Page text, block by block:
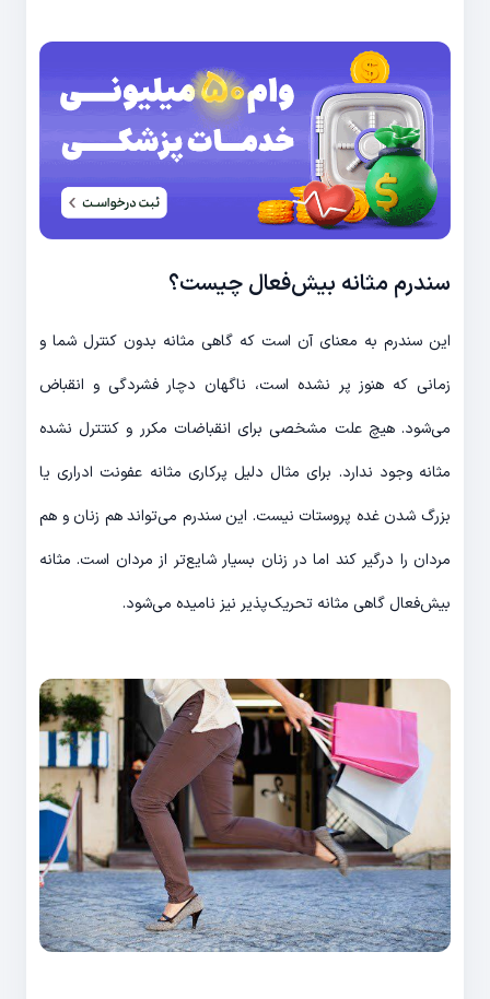
‌سندرم مثانه ‌بیش‌فعال چیست؟
این ‌سندرم به معنای آن است که گاهی مثانه بدون کنترل شما و
زمانی که هنوز پر نشده است، ناگهان دچار فشردگی و انقباض
می‌شود. هیچ علت مشخصی برای انقباضات مکرر و کنتترل نشده
مثانه وجود ندارد. برای مثال دلیل پرکاری مثانه عفونت ادراری یا
بزرگ شدن غده پروستات نیست. این ‌سندرم می‌تواند هم زنان و هم
مردان را درگیر کند اما در زنان بسیار شایع‌تر از مردان است. مثانه
‌بیش‌فعال گاهی مثانه تحریک‌پذیر نیز نامیده می‌شود.